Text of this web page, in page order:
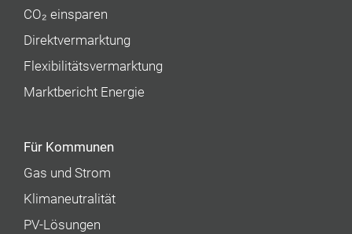
CO₂ einsparen
Direktvermarktung
Flexibilitätsvermarktung
Marktbericht Energie
Für Kommunen
Gas und Strom
Klimaneutralität
PV-Lösungen